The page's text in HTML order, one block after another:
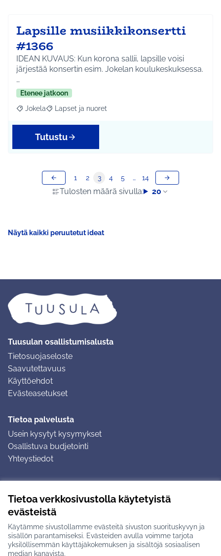
Tietoa verkkosivustolla käytetyistä
evästeistä
Käytämme sivustollamme evästeitä sivuston suorituskyvyn ja
sisällön parantamiseksi. Evästeiden avulla voimme tarjota
yksilöllisemmän käyttäjäkokemuksen ja sisältöjä sosiaalisen
median kanavista.
Lapsille musiikkikonsertti
#1366
IDEAN KUVAUS: Kun korona sallii, lapsille voisi
järjestää konsertin esim. Jokelan koulukeskuksessa.
…
Etenee jatkoon
Rajaa tulokset aihepiirin mukaan: Jokela
Jokela Rajaa tulokset teeman mukaan: Lapset ja nuoret
Lapset ja nuoret
Tutustu
Tulosten määrä sivulla: 20
1 2 3 4 5 … 14
Näytä kaikki peruutetut ideat
Tuusulan osallistumisalusta
Tietosuojaseloste
Saavutettavuus
Käyttöehdot
Evästeasetukset
Tietoa palvelusta
Usein kysytyt kysymykset
Osallistuva budjetointi
Yhteystiedot
Ohjeet kirjautumiseen
Ohjeet kommentin jättämiseen